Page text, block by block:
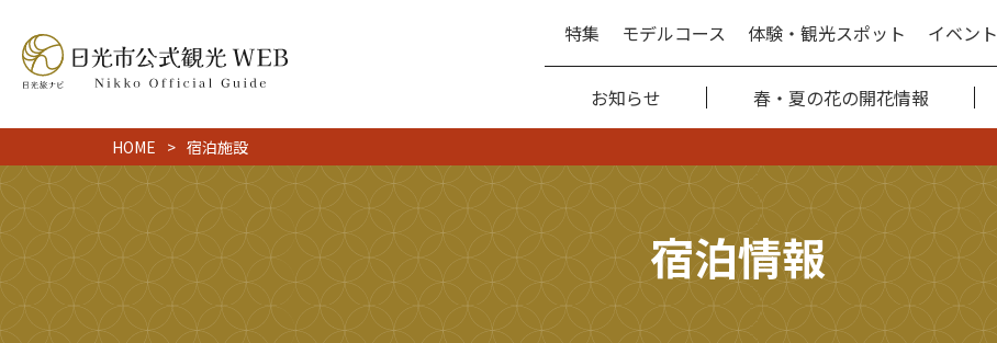
特集 モデルコース 体験・観光スポット イベント
お知らせ 春・夏の花の開花情報
HOME 宿泊施設
宿泊情報